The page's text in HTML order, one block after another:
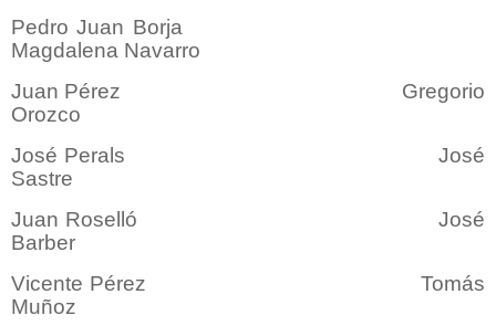
Pedro Juan Borja
Magdalena Navarro
Juan Pérez Gregorio
Orozco
José Perals José
Sastre
Juan Roselló José
Barber
Vicente Pérez Tomás
Muñoz